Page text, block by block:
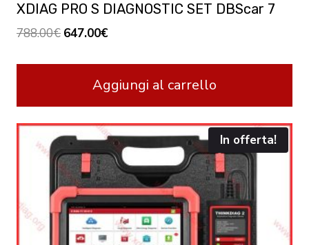
XDIAG PRO S DIAGNOSTIC SET DBScar 7
788.00€ Original
788.00€.
647.00€Current
647.00€.
Aggiungi al carrello
In offerta!